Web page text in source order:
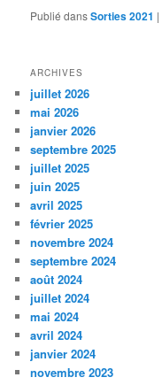
Publié dansSorties 2021 |
ARCHIVES
juillet 2026
mai 2026
janvier 2026
septembre 2025
juillet 2025
juin 2025
avril 2025
février 2025
novembre 2024
septembre 2024
août 2024
juillet 2024
mai 2024
avril 2024
janvier 2024
novembre 2023